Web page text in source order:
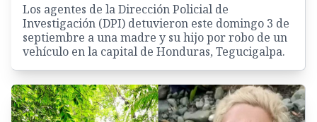
Los agentes de la Dirección Policial de
Investigación (DPI) detuvieron este domingo 3 de
septiembre a una madre y su hijo por robo de un
vehículo en la capital de Honduras, Tegucigalpa.